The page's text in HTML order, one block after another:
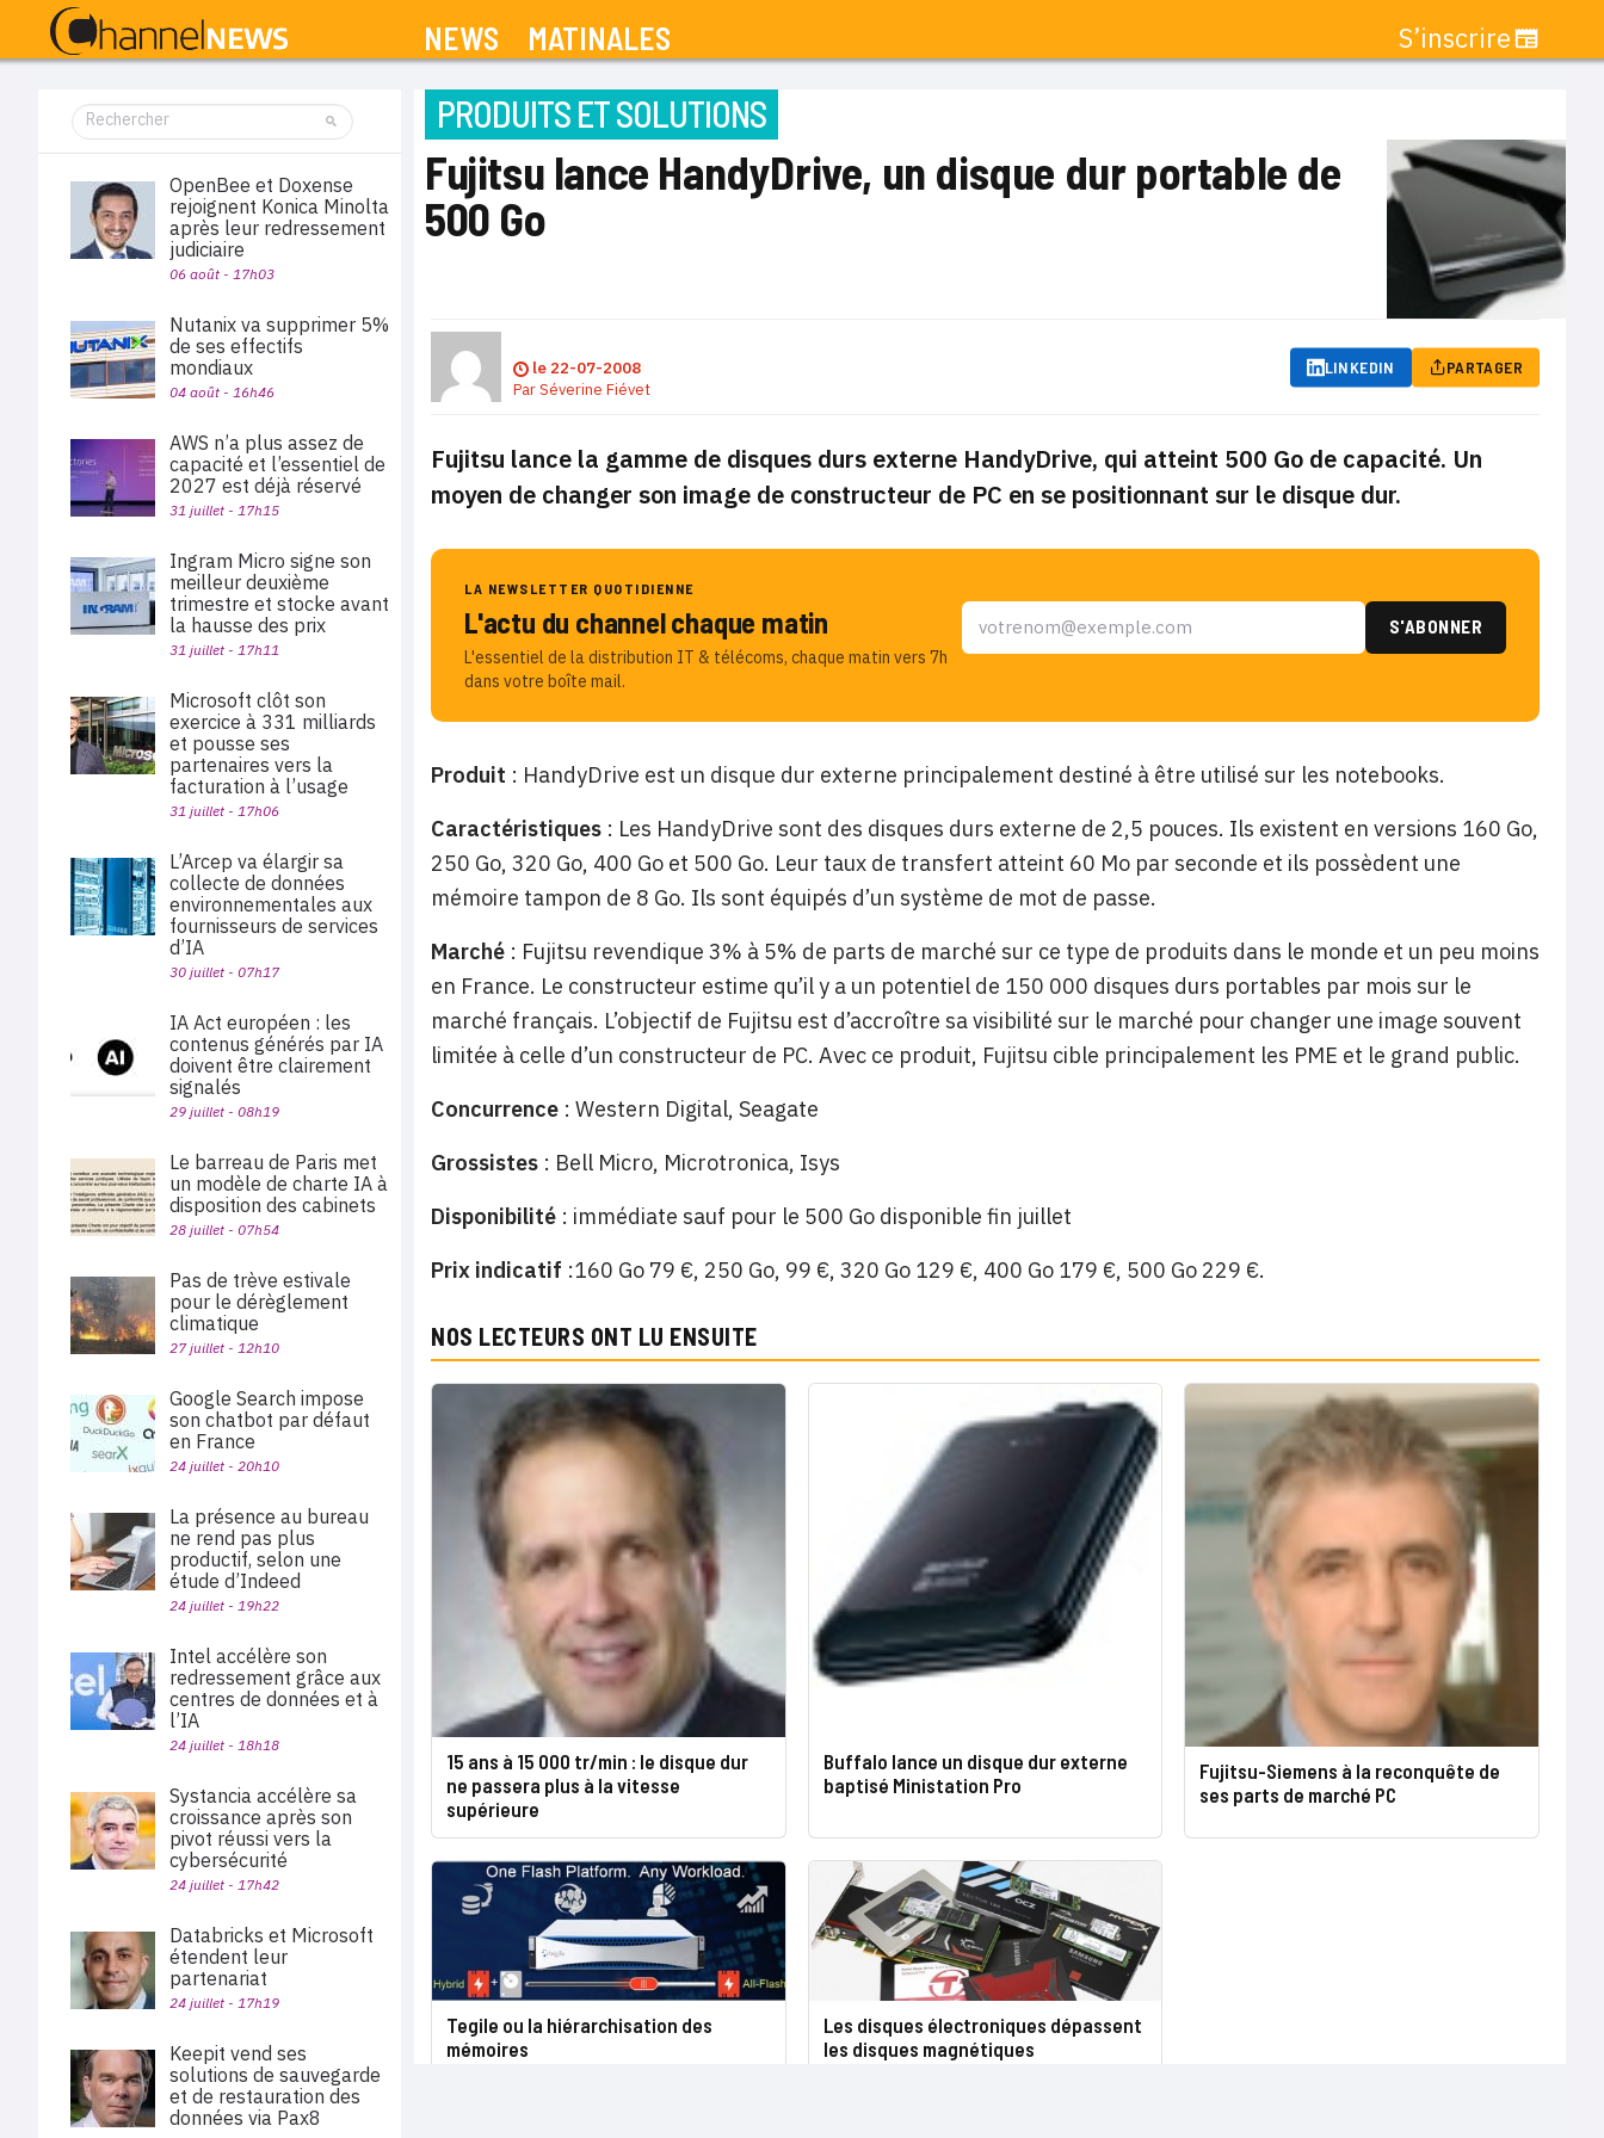
NEWS MATINALES S’inscrire
PRODUITS ET SOLUTIONS
Fujitsu lance HandyDrive, un disque dur portable de
500 Go
le 22-07-2008
ParSéverine Fiévet
LINKEDIN PARTAGER
Fujitsu lance la gamme de disques durs externe HandyDrive, qui atteint 500 Go de capacité. Un
moyen de changer son image de constructeur de PC en se positionnant sur le disque dur.
LA NEWSLETTER QUOTIDIENNE
L'actu du channel chaque matin
L'essentiel de la distribution IT & télécoms, chaque matin vers 7h
dans votre boîte mail.
Produit : HandyDrive est un disque dur externe principalement destiné à être utilisé sur les notebooks.
Caractéristiques : Les HandyDrive sont des disques durs externe de 2,5 pouces. Ils existent en versions 160 Go,
250 Go, 320 Go, 400 Go et 500 Go. Leur taux de transfert atteint 60 Mo par seconde et ils possèdent une
mémoire tampon de 8 Go. Ils sont équipés d’un système de mot de passe.
Marché : Fujitsu revendique 3% à 5% de parts de marché sur ce type de produits dans le monde et un peu moins
en France. Le constructeur estime qu’il y a un potentiel de 150 000 disques durs portables par mois sur le
marché français. L’objectif de Fujitsu est d’accroître sa visibilité sur le marché pour changer une image souvent
limitée à celle d’un constructeur de PC. Avec ce produit, Fujitsu cible principalement les PME et le grand public.
Concurrence : Western Digital, Seagate
Grossistes : Bell Micro, Microtronica, Isys
Disponibilité : immédiate sauf pour le 500 Go disponible fin juillet
Prix indicatif :160 Go 79 €, 250 Go, 99 €, 320 Go 129 €, 400 Go 179 €, 500 Go 229 €.
NOS LECTEURS ONT LU ENSUITE
15 ans à 15 000 tr/min : le disque dur
ne passera plus à la vitesse
supérieure
Buffalo lance un disque dur externe
baptisé Ministation Pro
Fujitsu-Siemens à la reconquête de
ses parts de marché PC
Tegile ou la hiérarchisation des
mémoires
Les disques électroniques dépassent
les disques magnétiques
OpenBee et Doxense
rejoignent Konica Minolta
après leur redressement
judiciaire
06 août - 17h03
Nutanix va supprimer 5%
de ses effectifs
mondiaux
04 août - 16h46
AWS n’a plus assez de
capacité et l’essentiel de
2027 est déjà réservé
31 juillet - 17h15
Ingram Micro signe son
meilleur deuxième
trimestre et stocke avant
la hausse des prix
31 juillet - 17h11
Microsoft clôt son
exercice à 331 milliards
et pousse ses
partenaires vers la
facturation à l’usage
31 juillet - 17h06
L’Arcep va élargir sa
collecte de données
environnementales aux
fournisseurs de services
d’IA
30 juillet - 07h17
IA Act européen : les
contenus générés par IA
doivent être clairement
signalés
29 juillet - 08h19
Le barreau de Paris met
un modèle de charte IA à
disposition des cabinets
28 juillet - 07h54
Pas de trève estivale
pour le dérèglement
climatique
27 juillet - 12h10
Google Search impose
son chatbot par défaut
en France
24 juillet - 20h10
La présence au bureau
ne rend pas plus
productif, selon une
étude d’Indeed
24 juillet - 19h22
Intel accélère son
redressement grâce aux
centres de données et à
l’IA
24 juillet - 18h18
Systancia accélère sa
croissance après son
pivot réussi vers la
cybersécurité
24 juillet - 17h42
Databricks et Microsoft
étendent leur
partenariat
24 juillet - 17h19
Keepit vend ses
solutions de sauvegarde
et de restauration des
données via Pax8